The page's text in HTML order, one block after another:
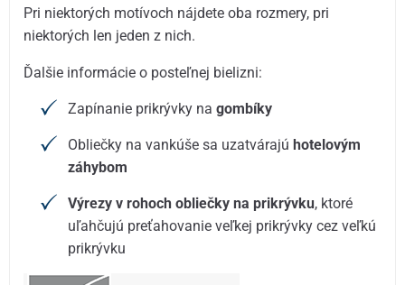
Pri niektorých motívoch nájdete oba rozmery, pri
niektorých len jeden z nich.
Ďalšie informácie o posteľnej bielizni:
Zapínanie prikrývky nagombíky
Obliečky na vankúše sa uzatvárajúhotelovým
záhybom
Výrezy v rohoch obliečky na prikrývku, ktoré
uľahčujú preťahovanie veľkej prikrývky cez veľkú
prikrývku